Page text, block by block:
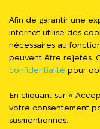
Afin de garantir une
internet utilise des
nécessaires au
peuvent être rejetés.
confidentialité pour
En cliquant sur «
votre consentement
susmentionnés.